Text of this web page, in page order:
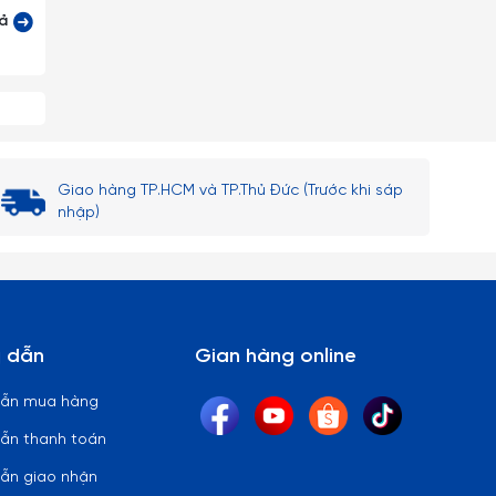
bi
Giao hàng TP.HCM và TP.Thủ Đức (Trước khi sáp
nhập)
dẫn
mua hàng
thanh toán
giao nhận
Gian hàng online